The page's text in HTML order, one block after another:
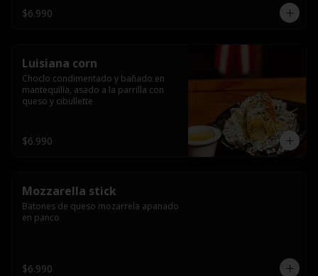
$6.990
Luisiana corn
Choclo condimentado y bañado en
mantequilla, asado a la parrilla con
queso y cibullette
$6.990
Mozzarella stick
Batones de queso mozarrela apanado
en panco
$6.990